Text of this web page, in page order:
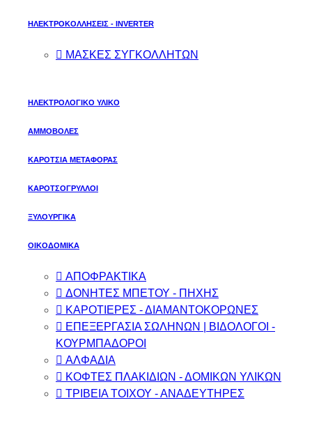
ΗΛΕΚΤΡΟΚΟΛΛΗΣΕΙΣ - INVERTER
ΜΑΣΚΕΣ ΣΥΓΚΟΛΛΗΤΩΝ
ΗΛΕΚΤΡΟΛΟΓΙΚΟ ΥΛΙΚΟ
ΑΜΜΟΒΟΛΕΣ
ΚΑΡΟΤΣΙΑ ΜΕΤΑΦΟΡΑΣ
ΚΑΡΟΤΣΟΓΡΥΛΛΟΙ
ΞΥΛΟΥΡΓΙΚΑ
ΟΙΚΟΔΟΜΙΚΑ
ΑΠΟΦΡΑΚΤΙΚΑ
ΔΟΝΗΤΕΣ ΜΠΕΤΟΥ - ΠΗΧΗΣ
ΚΑΡΟΤΙΕΡΕΣ - ΔΙΑΜΑΝΤΟΚΟΡΩΝΕΣ
ΕΠΕΞΕΡΓΑΣΙΑ ΣΩΛΗΝΩΝ | ΒΙΔΟΛΟΓΟΙ -
ΚΟΥΡΜΠΑΔΟΡΟΙ
ΑΛΦΑΔΙΑ
ΚΟΦΤΕΣ ΠΛΑΚΙΔΙΩΝ - ΔΟΜΙΚΩΝ ΥΛΙΚΩΝ
ΤΡΙΒΕΙΑ ΤΟΙΧΟΥ - ΑΝΑΔΕΥΤΗΡΕΣ